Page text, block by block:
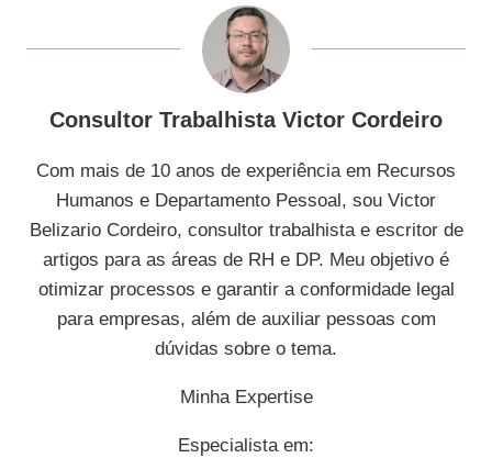
Consultor Trabalhista Victor Cordeiro
Com mais de 10 anos de experiência em Recursos
Humanos e Departamento Pessoal, sou Victor
Belizario Cordeiro, consultor trabalhista e escritor de
artigos para as áreas de RH e DP. Meu objetivo é
otimizar processos e garantir a conformidade legal
para empresas, além de auxiliar pessoas com
dúvidas sobre o tema.
Minha Expertise
Especialista em: